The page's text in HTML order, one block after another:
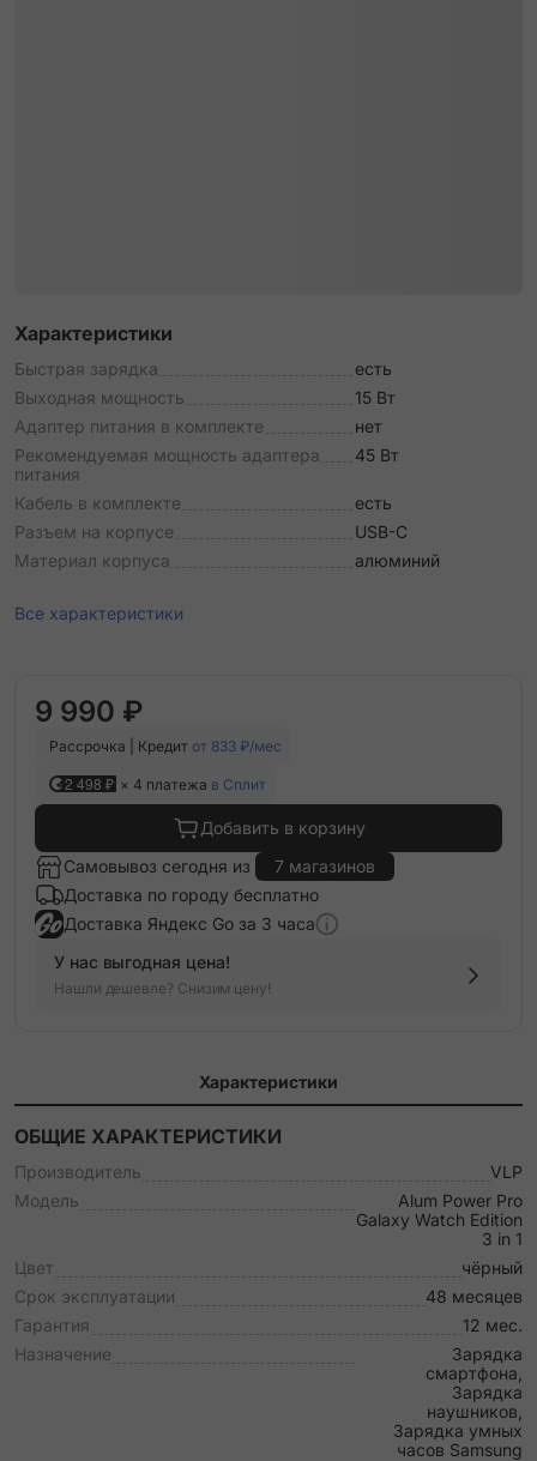
Характеристики
Быстрая зарядка
есть
Выходная мощность
15 Вт
Адаптер питания в комплекте
нет
Рекомендуемая мощность адаптера
питания
45 Вт
Кабель в комплекте
есть
Разъем на корпусе
USB-C
Материал корпуса
алюминий
Все характеристики
9 990 ₽
Рассрочка | Кредит от 833 ₽/мес
2 498 ₽ × 4 платежа в Сплит
Добавить в корзину
Самовывоз сегодня из
7 магазинов
Доставка по городу бесплатно
Доставка Яндекс Go за 3 часа
У нас выгодная цена!
Нашли дешевле? Снизим цену!
Характеристики
ОБЩИЕ ХАРАКТЕРИСТИКИ
Производитель
VLP
Модель
Alum Power Pro
Galaxy Watch Edition
3 in 1
Цвет
чёрный
Срок эксплуатации
48 месяцев
Гарантия
12 мес.
Назначение
Зарядка
смартфона,
Зарядка
наушников,
Зарядка умных
часов Samsung